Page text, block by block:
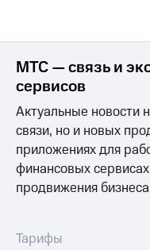
МТС — связь и
сервисов
Актуальные новости
связи, но и новых
приложениях для
финансовых
продвижения
Тарифы